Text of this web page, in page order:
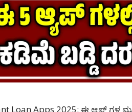
Loan Apps 2025: ಈ ಆ್ಯಪ್ ಗಳ